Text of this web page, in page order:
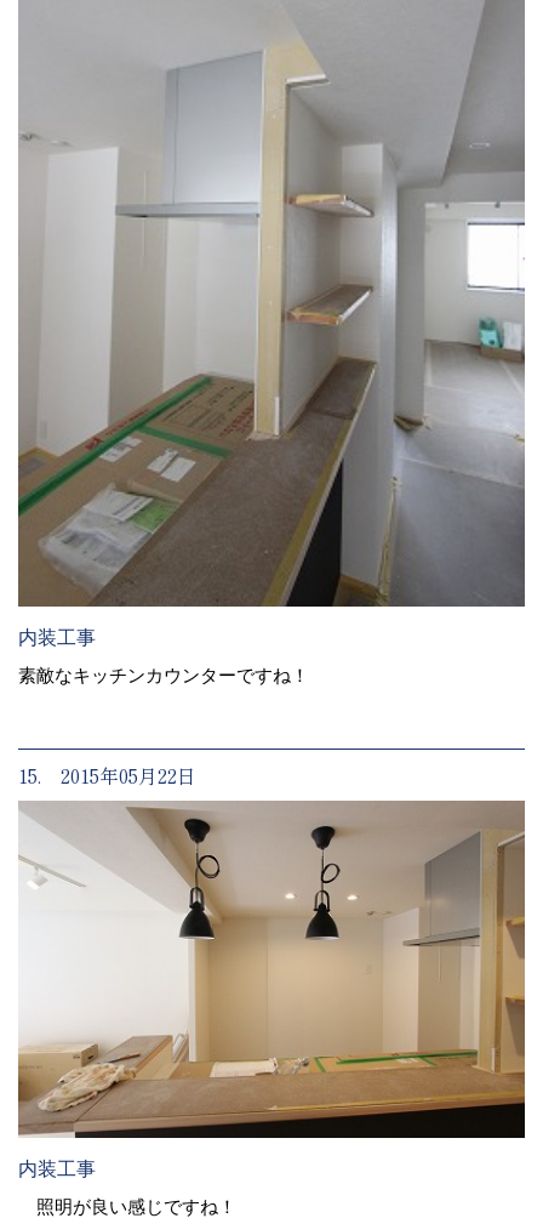
内装工事
素敵なキッチンカウンターですね！
15. 2015年05月22日
内装工事
照明が良い感じですね！